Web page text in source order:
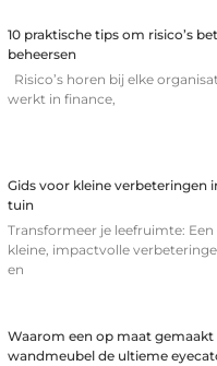
10 praktische tips om risico’s
beheersen
Risico’s horen bij elke
werkt in finance,
Gids voor kleine verbeteringen
tuin
Transformeer je leefruimte:
kleine, impactvolle
en
Waarom een op maat
wandmeubel de ultieme